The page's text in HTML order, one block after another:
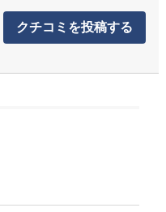
クチコミを投稿する